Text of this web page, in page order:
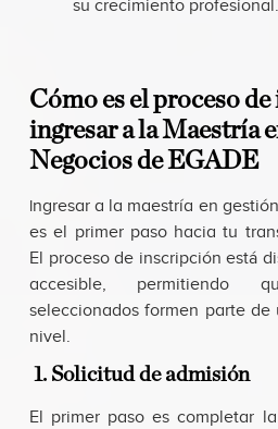
su crecimiento profesional.
Cómo es el proceso
ingresar a la Maestría
Negocios de EGADE
ngresar a la maestría en
es el primer paso hacia tu
El proceso de inscripción está
accesible, permitiendo
seleccionados formen parte
nivel.
1. Solicitud de admisión
El primer paso es completar